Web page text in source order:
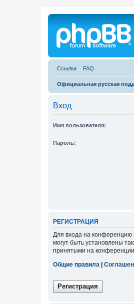
Ссылки FAQ
Официальная русская
Вход
Имя пользователя:
Пароль:
РЕГИСТРАЦИЯ
Для входа на конференцию
могут быть установлены
принятыми на
Общие правила
Регистрация